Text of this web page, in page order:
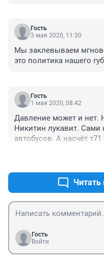
Почему работают
пассажиров меньше
Сектанты доказывают с
примеру. Может Лидер
оказались не
расписаться что мол,
вытащить бизнес?
Гость
3 мая 2020, 11:30
Мы заклевываем
это политика нашего
Гость
1 мая 2020, 08:42
Давление может и нет.
Никитин лукавит. Сами
автобусов. А насчёт
Читать
Гость
Войти